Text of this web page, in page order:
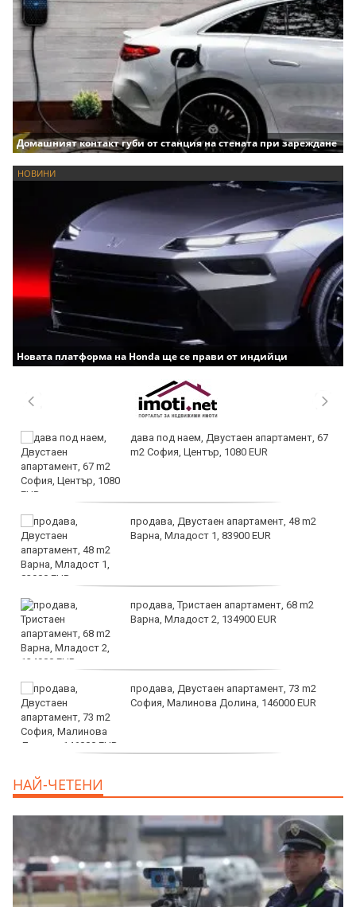
Домашният контакт губи от станция на стената при зареждане
НОВИНИ
Новата платформа на Honda ще се прави от индийци
дава под наем, Двустаен апартамент, 67
m2 София, Център, 1080 EUR
продава, Двустаен апартамент, 48 m2
Варна, Младост 1, 83900 EUR
продава, Тристаен апартамент, 68 m2
Варна, Младост 2, 134900 EUR
продава, Двустаен апартамент, 73 m2
София, Малинова Долина, 146000 EUR
НАЙ-ЧЕТЕНИ